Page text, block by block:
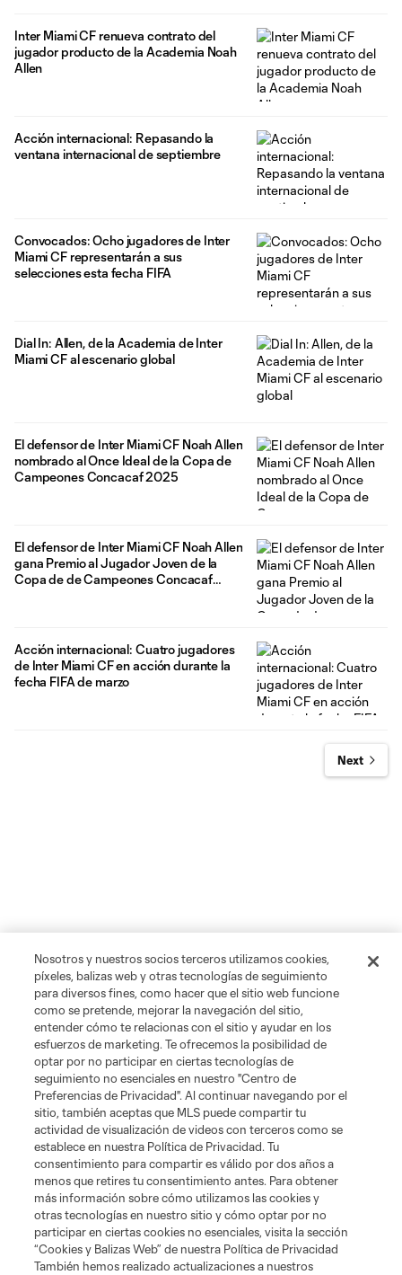
Inter Miami CF renueva contrato del
jugador producto de la Academia Noah
Allen
Acción internacional: Repasando la
ventana internacional de septiembre
Convocados: Ocho jugadores de Inter
Miami CF representarán a sus
selecciones esta fecha FIFA
Dial In: Allen, de la Academia de Inter
Miami CF al escenario global
El defensor de Inter Miami CF Noah Allen
nombrado al Once Ideal de la Copa de
Campeones Concacaf 2025
El defensor de Inter Miami CF Noah Allen
gana Premio al Jugador Joven de la
Copa de de Campeones Concacaf
Acción internacional: Cuatro jugadores
de Inter Miami CF en acción durante la
fecha FIFA de marzo
Next
Nosotros y nuestros socios terceros utilizamos cookies,
píxeles, balizas web y otras tecnologías de seguimiento
para diversos fines, como hacer que el sitio web funcione
como se pretende, mejorar la navegación del sitio,
entender cómo te relacionas con el sitio y ayudar en los
esfuerzos de marketing. Te ofrecemos la posibilidad de
optar por no participar en ciertas tecnologías de
seguimiento no esenciales en nuestro "Centro de
Preferencias de Privacidad". Al continuar navegando por el
sitio, también aceptas que MLS puede compartir tu
actividad de visualización de videos con terceros como se
establece en nuestra Política de Privacidad. Tu
consentimiento para compartir es válido por dos años a
menos que retires tu consentimiento antes. Para obtener
más información sobre cómo utilizamos las cookies y
otras tecnologías en nuestro sitio y cómo optar por no
participar en ciertas cookies no esenciales, visita la sección
“Cookies y Balizas Web” de nuestra Política de Privacidad
También hemos realizado actualizaciones a nuestros